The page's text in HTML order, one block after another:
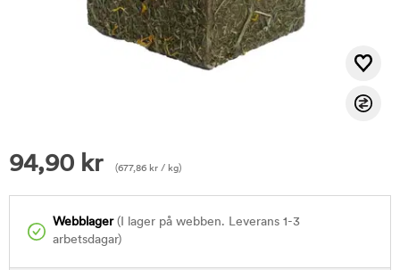
94,90 kr (677,86 kr / kg)
Webblager(I lager på webben. Leverans 1-3
arbetsdagar)